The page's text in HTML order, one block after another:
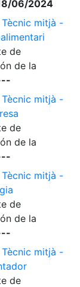
06/2024
mitjà -
de
de la
mitjà -
de
de la
mitjà -
de
de la
mitjà -
de